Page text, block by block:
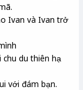
Ivan và Ivan trở
chu du thiên hạ
với đám bạn.